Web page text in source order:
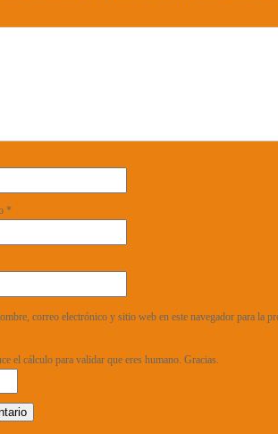
*
correo electrónico y sitio web en este navegador para la
el cálculo para validar que eres humano. Gracias.